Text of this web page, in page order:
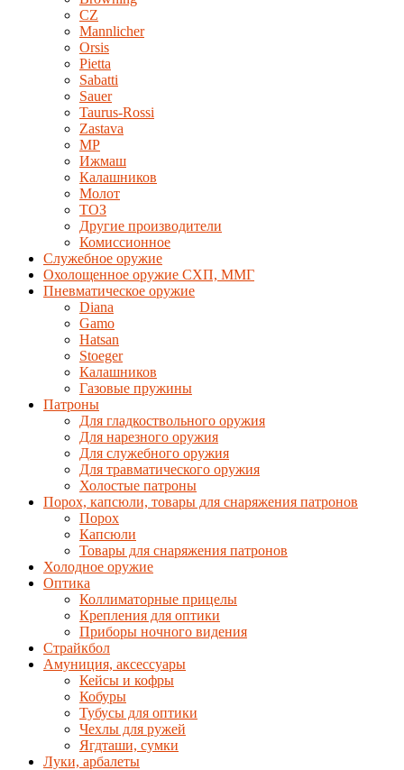
CZ
Mannlicher
Orsis
Pietta
Sabatti
Sauer
Taurus-Rossi
Zastava
MP
Ижмаш
Калашников
Молот
ТОЗ
Другие производители
Комиссионное
Служебное оружие
Охолощенное оружие СХП, ММГ
Пневматическое оружие
Diana
Gamo
Hatsan
Stoeger
Калашников
Газовые пружины
Патроны
Для гладкоствольного оружия
Для нарезного оружия
Для служебного оружия
Для травматического оружия
Холостые патроны
Порох, капсюли, товары для снаряжения патронов
Порох
Капсюли
Товары для снаряжения патронов
Холодное оружие
Оптика
Коллиматорные прицелы
Крепления для оптики
Приборы ночного видения
Страйкбол
Амуниция, аксессуары
Кейсы и кофры
Кобуры
Тубусы для оптики
Чехлы для ружей
Ягдташи, сумки
Луки, арбалеты